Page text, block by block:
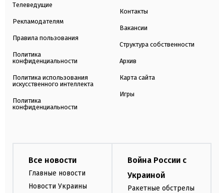
Телеведущие
Рекламодателям
Правила пользования
Политика
конфиденциальности
Политика использования
искусственного интеллекта
Политика
конфиденциальности
Контакты
Вакансии
Структура собственности
Архив
Карта сайта
Игры
Все новости
Главные новости
Новости Украины
Война России с
Украиной
Ракетные обстрелы